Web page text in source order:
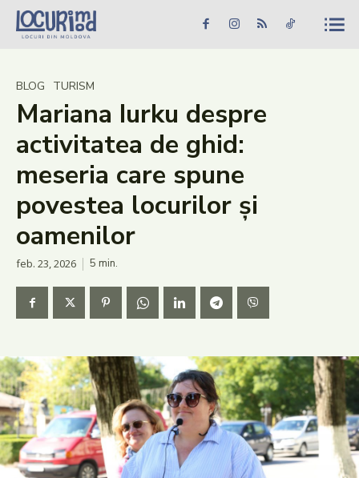
Caută în site... Căutare
Știri
Evenimente
Dezvoltare rurală
Vinării
Patrimoniu
Produs Acasă
BLOG TURISM
Mariana Iurku despre
activitatea de ghid:
meseria care spune
povestea locurilor și
oamenilor
feb. 23, 2026 5 min.